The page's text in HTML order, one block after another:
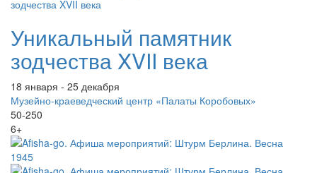
Уникальный памятник
зодчества XVII века
18 января - 25 декабря
Музейно-краеведческий центр «Палаты Коробовых»
50-250
6+